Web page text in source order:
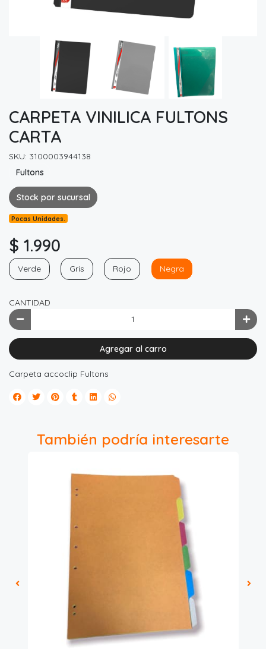
CARPETA VINILICA FULTONS
CARTA
SKU: 3100003944138
Fultons
Stock por sucursal
Pocas Unidades.
$ 1.990
Verde Gris Rojo Negra
CANTIDAD
Agregar al carro
Carpeta accoclip Fultons
También podría interesarte